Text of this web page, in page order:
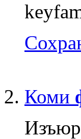
Коми